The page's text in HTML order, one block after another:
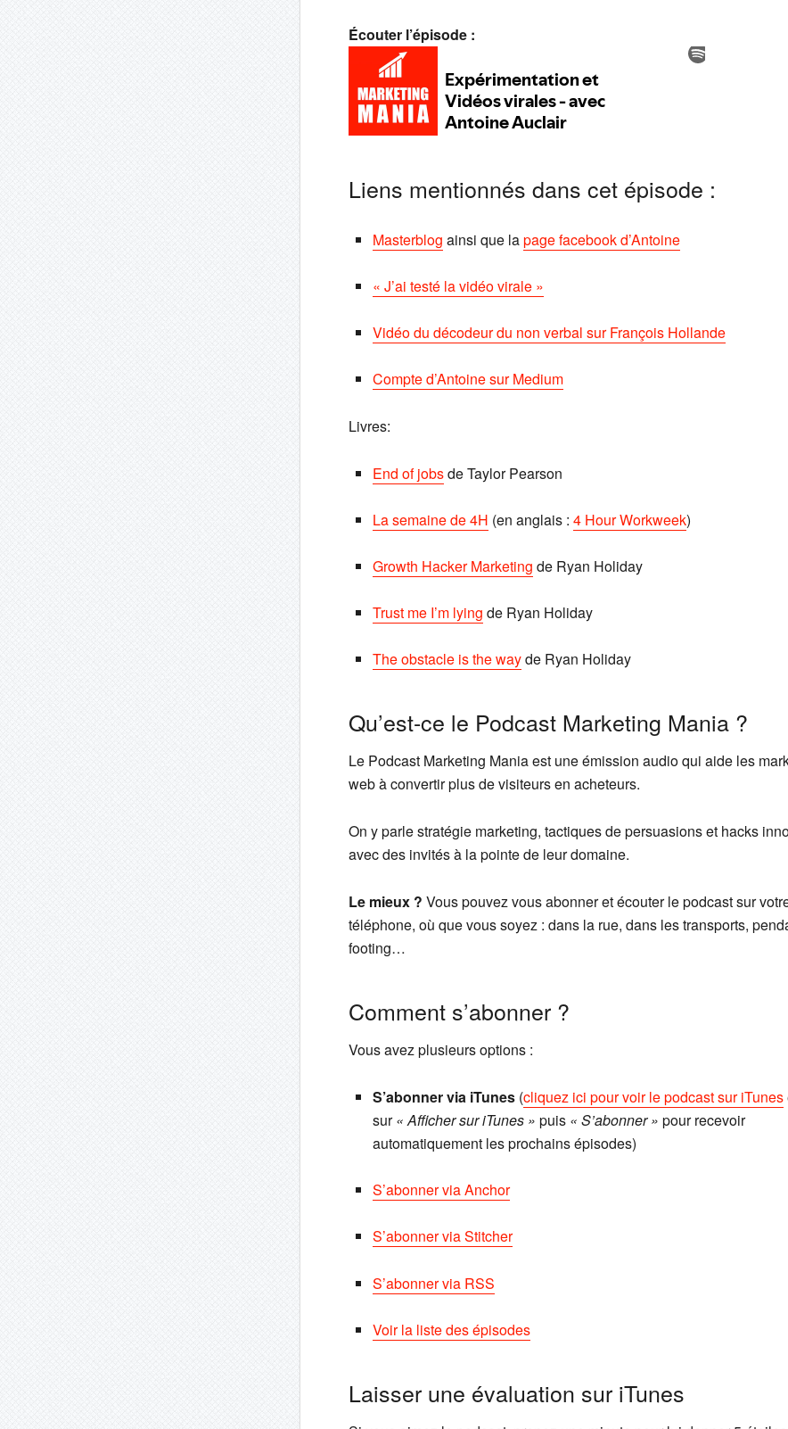
Écouter l’épisode :
Liens mentionnés dans cet épisode :
Masterblog ainsi que lapage facebook d’Antoine
« J’ai testé la vidéo virale »
Vidéo du décodeur du non verbal sur François Hollande
Compte d’Antoine sur Medium
Livres:
End of jobsde Taylor Pearson
La semaine de 4H (en anglais : 4 Hour Workweek)
Growth Hacker Marketing de Ryan Holiday
Trust me I’m lying de Ryan Holiday
The obstacle is the wayde Ryan Holiday
Qu’est-ce le Podcast Marketing Mania ?
Le Podcast Marketing Mania est une émission audio qui aide les
web à convertir plus de visiteurs en acheteurs.
On y parle stratégie marketing, tactiques de persuasions et hacks
avec des invités à la pointe de leur domaine.
Le mieux ? Vous pouvez vous abonner et écouter le podcast sur
téléphone, où que vous soyez : dans la rue, dans les transports,
footing…
Comment s’abonner ?
Vous avez plusieurs options :
S’abonner via iTunes (cliquez ici pour voir le podcast sur iTunes
sur« Afficher sur iTunes » puis « S’abonner » pour recevoir
automatiquement les prochains épisodes)
S’abonner via Anchor
S’abonner via Stitcher
S’abonner via RSS
Voir la liste des épisodes
Laisser une évaluation sur iTunes